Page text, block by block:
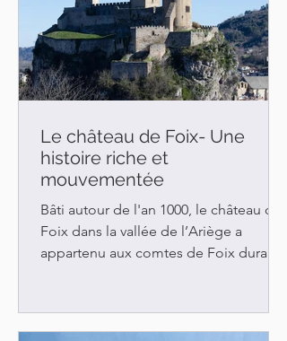
Le château de Foix- Une
histoire riche et
mouvementée
Bâti autour de l'an 1000, le château de
Foix dans la vallée de l’Ariège a
appartenu aux comtes de Foix durant